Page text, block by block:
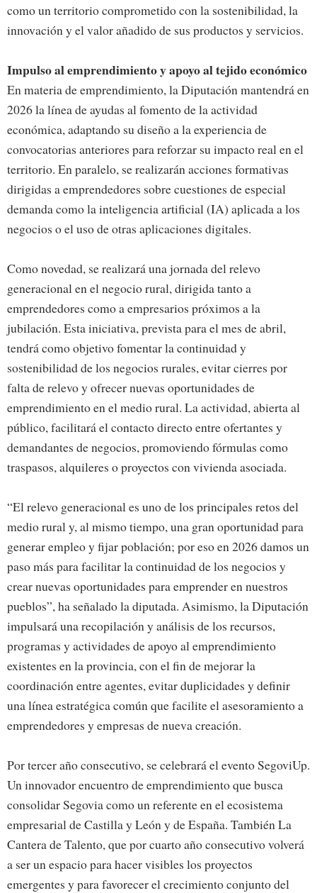
como un territorio comprometido con la sostenibilidad, la
innovación y el valor añadido de sus productos y servicios.
Impulso al emprendimiento y apoyo al tejido económico
En materia de emprendimiento, la Diputación mantendrá en
2026 la línea de ayudas al fomento de la actividad
económica, adaptando su diseño a la experiencia de
convocatorias anteriores para reforzar su impacto real en el
territorio. En paralelo, se realizarán acciones formativas
dirigidas a emprendedores sobre cuestiones de especial
demanda como la inteligencia artificial (IA) aplicada a los
negocios o el uso de otras aplicaciones digitales.
Como novedad, se realizará una jornada del relevo
generacional en el negocio rural, dirigida tanto a
emprendedores como a empresarios próximos a la
jubilación. Esta iniciativa, prevista para el mes de abril,
tendrá como objetivo fomentar la continuidad y
sostenibilidad de los negocios rurales, evitar cierres por
falta de relevo y ofrecer nuevas oportunidades de
emprendimiento en el medio rural. La actividad, abierta al
público, facilitará el contacto directo entre ofertantes y
demandantes de negocios, promoviendo fórmulas como
traspasos, alquileres o proyectos con vivienda asociada.
“El relevo generacional es uno de los principales retos del
medio rural y, al mismo tiempo, una gran oportunidad para
generar empleo y fijar población; por eso en 2026 damos un
paso más para facilitar la continuidad de los negocios y
crear nuevas oportunidades para emprender en nuestros
pueblos”, ha señalado la diputada. Asimismo, la Diputación
impulsará una recopilación y análisis de los recursos,
programas y actividades de apoyo al emprendimiento
existentes en la provincia, con el fin de mejorar la
coordinación entre agentes, evitar duplicidades y definir
una línea estratégica común que facilite el asesoramiento a
emprendedores y empresas de nueva creación.
Por tercer año consecutivo, se celebrará el evento SegoviUp.
Un innovador encuentro de emprendimiento que busca
consolidar Segovia como un referente en el ecosistema
empresarial de Castilla y León y de España. También La
Cantera de Talento, que por cuarto año consecutivo volverá
a ser un espacio para hacer visibles los proyectos
emergentes y para favorecer el crecimiento conjunto del